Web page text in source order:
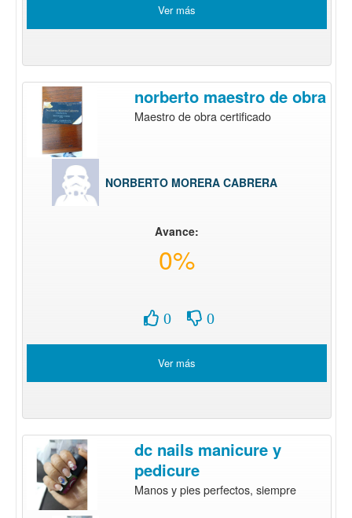
Ver más
norberto maestro de obra
Maestro de obra certificado
NORBERTO MORERA CABRERA
Avance:
0%
0 0
Ver más
dc nails manicure y
pedicure
Manos y pies perfectos, siempre